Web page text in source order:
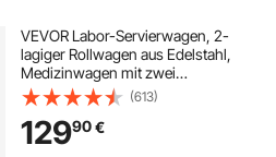
VEVOR Labor-Servierwagen, 2-
lagiger Rollwagen aus Edelstahl,
Medizinwagen mit zwei
Schubladen, Zahnarztwagen mit
feststellbaren Rädern und einem
Eimer, für Labor, Krankenhaus,
Zahnarztgebrauch
(613)
12990€